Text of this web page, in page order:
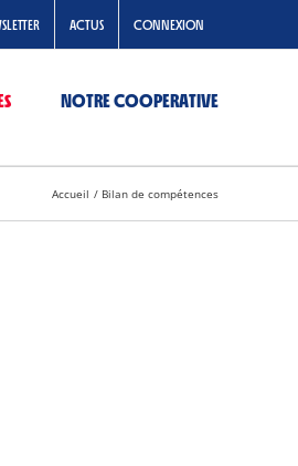
ACTUS CONNEXION
NOTRE COOPERATIVE
Accueil Bilan de compétences